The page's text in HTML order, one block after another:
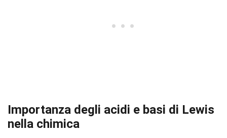
Importanza degli acidi e basi di Lewis
nella chimica